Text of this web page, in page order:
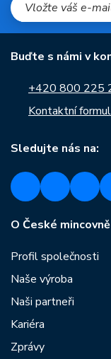
Buďte s námi v
+420 800 225
Kontaktní
Sledujte nás na:
O České mincovně
Profil společnosti
Naše výroba
Naši partneři
Kariéra
Zprávy